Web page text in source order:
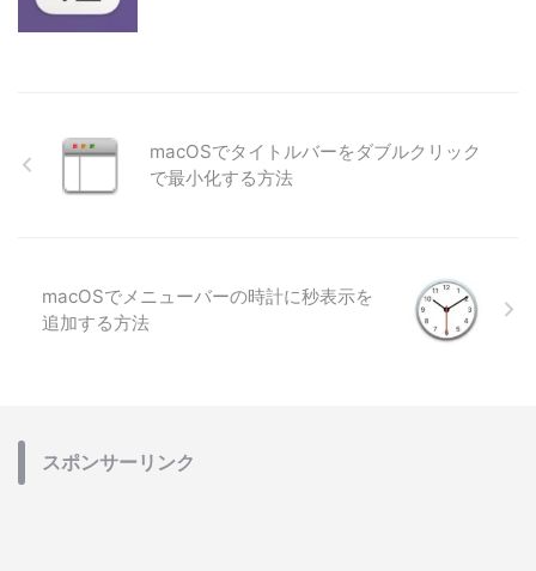
macOSでタイトルバーをダブルクリック
で最小化する方法
macOSでメニューバーの時計に秒表示を
追加する方法
スポンサーリンク